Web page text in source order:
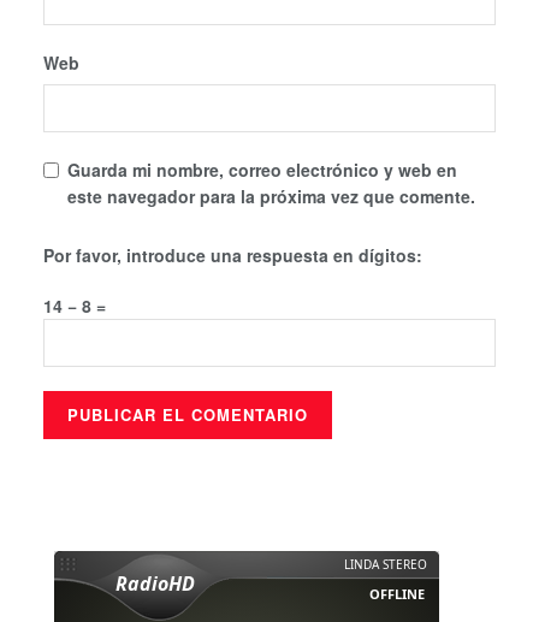
Web
Guarda mi nombre, correo electrónico y web en
este navegador para la próxima vez que comente.
Por favor, introduce una respuesta en dígitos:
14 − 8 =